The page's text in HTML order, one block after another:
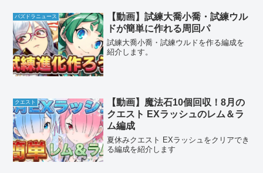
パズドラニュース
【動画】試練大喬小喬・試練ウル
ドが簡単に作れる周回パ
試練大喬小喬・試練ウルドを作る編成を
紹介します。
クエスト
【動画】魔法石10個回収！8月の
クエスト EXラッシュのレム＆ラ
ム編成
夏休みクエスト EXラッシュをクリアでき
る編成を紹介します